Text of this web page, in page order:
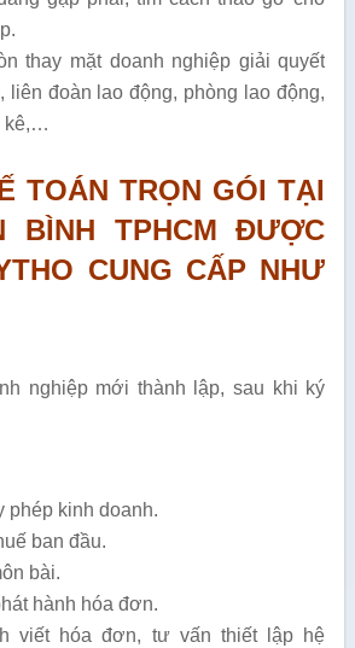
thay mặt doanh nghiệp giải quyết
liên đoàn lao động, phòng lao động,
kê,…
TOÁN TRỌN GÓI TẠI
BÌNH TPHCM ĐƯỢC
CUNG CẤP NHƯ
nghiệp mới thành lập, sau khi ký
phép kinh doanh.
ban đầu.
bài.
hành hóa đơn.
viết hóa đơn, tư vấn thiết lập hệ